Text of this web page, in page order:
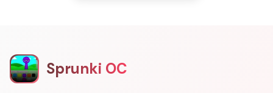
Sprunki OC